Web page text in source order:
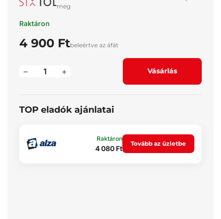
meg
Raktáron
4 900 Ftbeleértve az áfát
+
– Vásárlás
TOP eladók ajánlatai
Raktáron
4 080 Ft
Tovább az üzletbe